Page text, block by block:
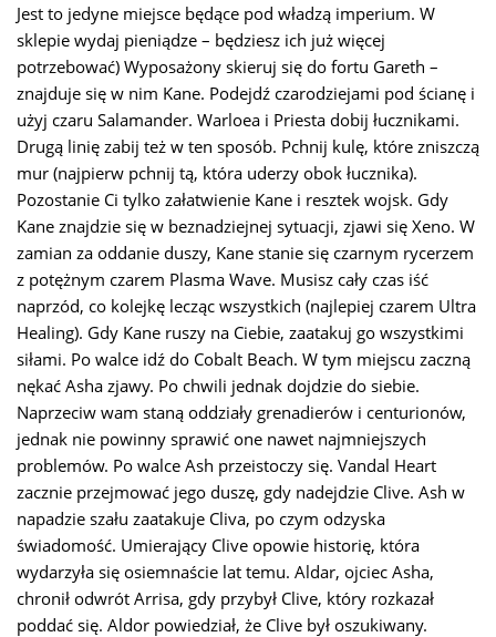
Jest to jedyne miejsce będące pod władzą imperium. W
sklepie wydaj pieniądze – będziesz ich już więcej
potrzebować) Wyposażony skieruj się do fortu Gareth –
znajduje się w nim Kane. Podejdź czarodziejami pod ścianę i
użyj czaru Salamander. Warloea i Priesta dobij łucznikami.
Drugą linię zabij też w ten sposób. Pchnij kulę, które zniszczą
mur (najpierw pchnij tą, która uderzy obok łucznika).
Pozostanie Ci tylko załatwienie Kane i resztek wojsk. Gdy
Kane znajdzie się w beznadziejnej sytuacji, zjawi się Xeno. W
zamian za oddanie duszy, Kane stanie się czarnym rycerzem
z potężnym czarem Plasma Wave. Musisz cały czas iść
naprzód, co kolejkę lecząc wszystkich (najlepiej czarem Ultra
Healing). Gdy Kane ruszy na Ciebie, zaatakuj go wszystkimi
siłami. Po walce idź do Cobalt Beach. W tym miejscu zaczną
nękać Asha zjawy. Po chwili jednak dojdzie do siebie.
Naprzeciw wam staną oddziały grenadierów i centurionów,
jednak nie powinny sprawić one nawet najmniejszych
problemów. Po walce Ash przeistoczy się. Vandal Heart
zacznie przejmować jego duszę, gdy nadejdzie Clive. Ash w
napadzie szału zaatakuje Cliva, po czym odzyska
świadomość. Umierający Clive opowie historię, która
wydarzyła się osiemnaście lat temu. Aldar, ojciec Asha,
chronił odwrót Arrisa, gdy przybył Clive, który rozkazał
poddać się. Aldor powiedział, że Clive był oszukiwany.